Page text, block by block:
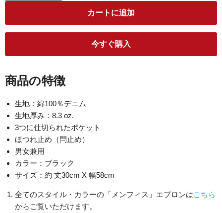
カートに追加
今すぐ購入
商品の特徴
生地：綿100％デニム
生地厚み：8.3 oz.
3つに仕切られたポケット
ほつれ止め（閂止め）
男女兼用
カラー：ブラック
サイズ：約 丈30cm X 幅58cm
全てのスタイル・カラーの「メンフィス」エプロンはこちら
からご覧いただけます。